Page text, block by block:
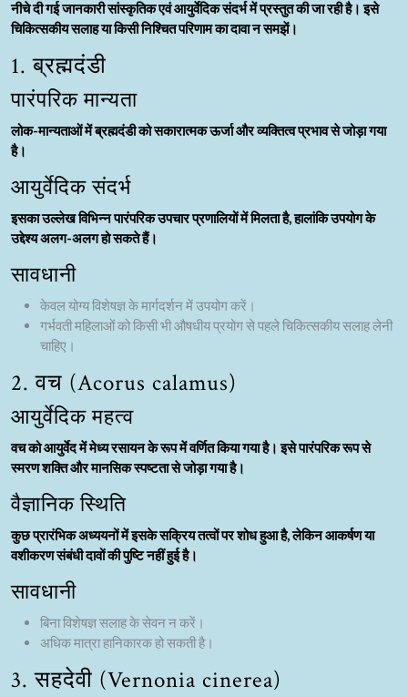
नीचे दी गई जानकारी सांस्कृतिक एवं आयुर्वेदिक संदर्भ में प्रस्तुत की जा रही है। इसे
चिकित्सकीय सलाह या किसी निश्चित परिणाम का दावा न समझें।
1. ब्रह्मदंडी
पारंपरिक मान्यता
लोक-मान्यताओं में ब्रह्मदंडी को सकारात्मक ऊर्जा और व्यक्तित्व प्रभाव से जोड़ा गया
है।
आयुर्वेदिक संदर्भ
इसका उल्लेख विभिन्न पारंपरिक उपचार प्रणालियों में मिलता है, हालांकि उपयोग के
उद्देश्य अलग-अलग हो सकते हैं।
सावधानी
केवल योग्य विशेषज्ञ के मार्गदर्शन में उपयोग करें।
गर्भवती महिलाओं को किसी भी औषधीय प्रयोग से पहले चिकित्सकीय सलाह लेनी
चाहिए।
2. वच (Acorus calamus)
आयुर्वेदिक महत्व
वच को आयुर्वेद में मेध्य रसायन के रूप में वर्णित किया गया है। इसे पारंपरिक रूप से
स्मरण शक्ति और मानसिक स्पष्टता से जोड़ा गया है।
वैज्ञानिक स्थिति
कुछ प्रारंभिक अध्ययनों में इसके सक्रिय तत्वों पर शोध हुआ है, लेकिन आकर्षण या
वशीकरण संबंधी दावों की पुष्टि नहीं हुई है।
सावधानी
बिना विशेषज्ञ सलाह के सेवन न करें।
अधिक मात्रा हानिकारक हो सकती है।
3. सहदेवी (Vernonia cinerea)